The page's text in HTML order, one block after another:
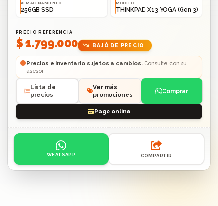
ALMACENAMIENTO
256GB SSD
MODELO
THINKPAD X13 YOGA (Gen 3)
PRECIO REFERENCIA
$ 1.799.000 ¡BAJÓ DE PRECIO!
Precios e inventario sujetos a cambios.Consulte con su
asesor
Lista de
precios
Ver más
promociones
Comprar
Pago online
Acciones: contacto por WhatsApp o compartir enlace.
WHATSAPP COMPARTIR